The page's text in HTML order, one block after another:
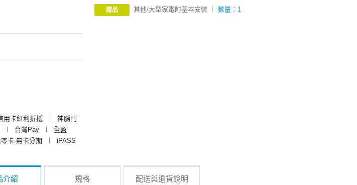
用卡紅利折抵 ︱
神腦門
︱ 台灣Pay ︱
全盈
卡-無卡分期 ︱
iPASS
贈品 其他/大型家電附基本安裝 ︱ 數量：1
介紹 規格 配送與退貨說明